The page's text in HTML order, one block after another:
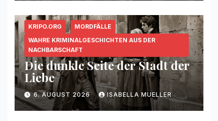
KRIPO.ORG
MORDFÄLLE
WAHRE KRIMINALGESCHICHTEN AUS DER
NACHBARSCHAFT
Die dunkle Seite der Stadt der
Liebe
6. AUGUST 2026 ISABELLA MUELLER